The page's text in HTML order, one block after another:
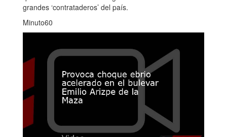
grandes ‘contrataderos’ del país.
Minuto60